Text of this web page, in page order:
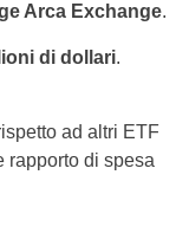
Arca Exchange.
di dollari.
ad altri ETF
rapporto di spesa